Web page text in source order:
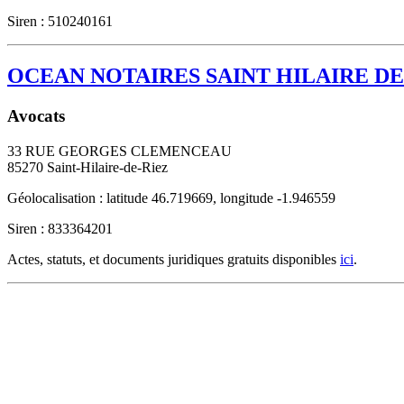
Siren : 510240161
OCEAN NOTAIRES SAINT HILAIRE
Avocats
33 RUE GEORGES CLEMENCEAU
85270 Saint-Hilaire-de-Riez
Géolocalisation : latitude 46.719669, longitude -1.946559
Siren : 833364201
Actes, statuts, et documents juridiques gratuits disponibles ici.